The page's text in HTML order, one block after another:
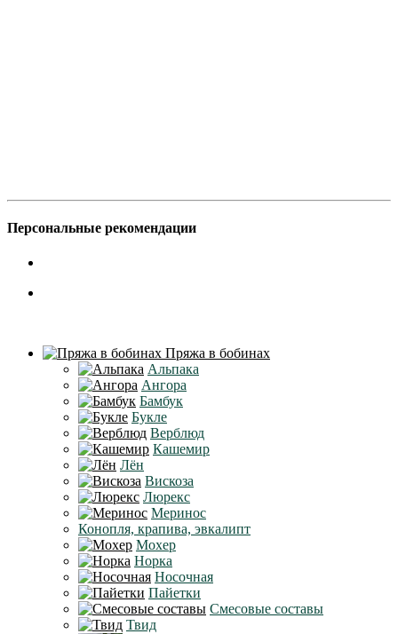
Персональные рекомендации
Пряжа в бобинах
Альпака
Ангора
Бамбук
Букле
Верблюд
Кашемир
Лён
Вискоза
Люрекс
Меринос
Конопля, крапива, эвкалипт
Мохер
Норка
Носочная
Пайетки
Смесовые составы
Твид